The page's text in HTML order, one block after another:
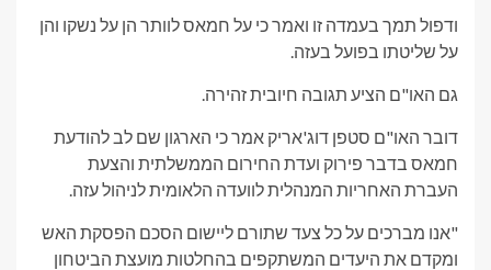
ודפול תמך בעמדה זו ואמר כי על חמאס לוותר הן על נשקו והן
על שליטתו בפועל בעזה.
גם האו"ם הציע תגובה חיובית זהירה.
דובר האו"ם סטפן דוג'אריק אמר כי הארגון שם לב להודעת
חמאס בדבר פירוק ועדת החירום הממשלתית והצעת
העברת האחריות המנהלית לוועדה הלאומית לניהול עזה.
"אנו מברכים על כל צעד שתורם ליישום הסכם הפסקת האש
ומקדם את היעדים המשתקפים בהחלטות מועצת הביטחון